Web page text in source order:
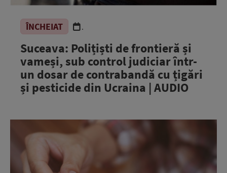
ÎNCHEIAT .
Suceava: Polițiști de frontieră și
vameși, sub control judiciar într-
un dosar de contrabandă cu țigări
și pesticide din Ucraina | AUDIO